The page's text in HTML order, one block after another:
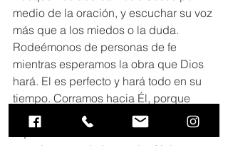
medio de la oración, y escuchar su voz
más que a los miedos o la duda.
Rodeémonos de personas de fe
mientras esperamos la obra que Dios
hará. El es perfecto y hará todo en su
tiempo. Corramos hacia Él, porque
muchas veces corremos a la persona
equivocada teniendo un Dios tan
grande que todo lo puede. Alabemos